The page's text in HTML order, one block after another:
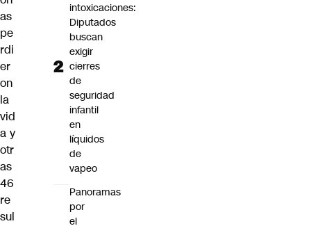
as
pe
rdi
er
on
la
vid
a y
otr
as
46
re
sul
intoxicaciones:
Diputados
buscan
exigir
cierres
de
seguridad
infantil
en
líquidos
de
vapeo
Panoramas
por
el